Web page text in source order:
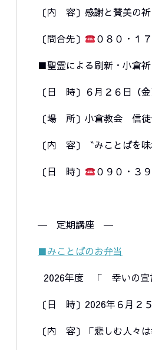
〔内 容〕感謝と賛美の
〔問合先〕 ０８０・１
■聖霊による刷新・小倉
〔日 時〕６月２６日（金
〔場 所〕小倉教会 信徒
〔内 容〕〝みことばを
〔日 時〕 ０９０・３
― 定期講座 ―
■みことばのお弁当
2026年度 「 幸いの
〔日 時〕2026年６月２
〔内 容〕「悲しむ人々は